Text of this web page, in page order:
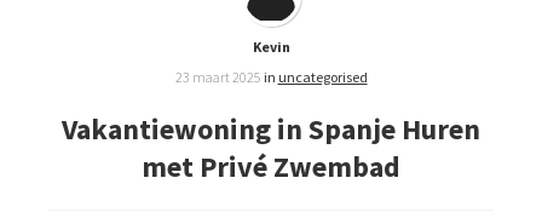
Kevin
23 maart 2025 in uncategorised
Vakantiewoning in Spanje Huren
met Privé Zwembad